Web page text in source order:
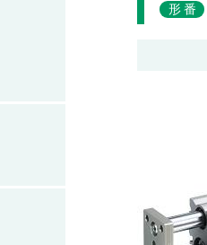
形番